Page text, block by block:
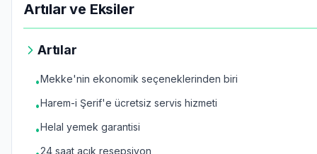
Artılar ve Eksiler
Artılar
•Mekke'nin ekonomik seçeneklerinden biri
•Harem-i Şerif'e ücretsiz servis hizmeti
•Helal yemek garantisi
24 saat açık resepsiyon